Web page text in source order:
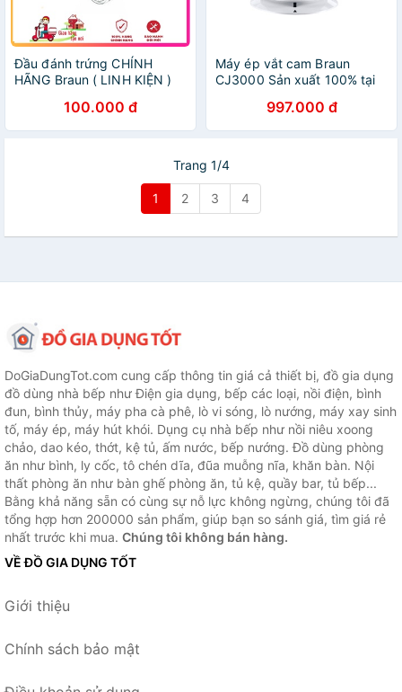
Đầu đánh trứng CHÍNH
HÃNG Braun ( LINH KIỆN )
100.000 đ
Máy ép vắt cam Braun
CJ3000 Sản xuất 100% tại
Dung tích350ml, lấy nước
ép tối đa.
997.000 đ
Trang 1/4
1 2 3 4
DoGiaDungTot.com cung cấp thông tin giá cả thiết bị, đồ gia dụng
đồ dùng nhà bếp như Điện gia dụng, bếp các loại, nồi điện, bình
đun, bình thủy, máy pha cà phê, lò vi sóng, lò nướng, máy xay sinh
tố, máy ép, máy hút khói. Dụng cụ nhà bếp như nồi niêu xoong
chảo, dao kéo, thớt, kệ tủ, ấm nước, bếp nướng. Đồ dùng phòng
ăn như bình, ly cốc, tô chén dĩa, đũa muỗng nĩa, khăn bàn. Nội
thất phòng ăn như bàn ghế phòng ăn, tủ kệ, quầy bar, tủ bếp...
Bằng khả năng sẵn có cùng sự nỗ lực không ngừng, chúng tôi đã
tổng hợp hơn 200000 sản phẩm, giúp bạn so sánh giá, tìm giá rẻ
nhất trước khi mua. Chúng tôi không bán hàng.
VỀ ĐỒ GIA DỤNG TỐT
Giới thiệu
Chính sách bảo mật